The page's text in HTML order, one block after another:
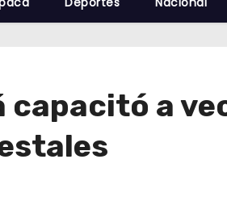
capacitó a